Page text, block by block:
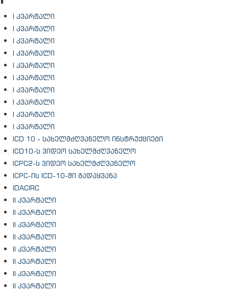
I კვარტალი
I კვარტალი
I კვარტალი
I კვარტალი
I კვარტალი
I კვარტალი
I კვარტალი
I კვარტალი
I კვარტალი
I კვარტალი
ICD 10 - სახელმძღვანელო ინსტრუქციები
ICD10-ს ვიდეო სახელმძღვანელო
ICPC2-ს ვიდეო სახელმძღვანელო
ICPC-ის ICD-10-ში გადაყვანა
IDACIRC
II კვარტალი
II კვარტალი
II კვარტალი
II კვარტალი
II კვარტალი
II კვარტალი
II კვარტალი
II კვარტალი